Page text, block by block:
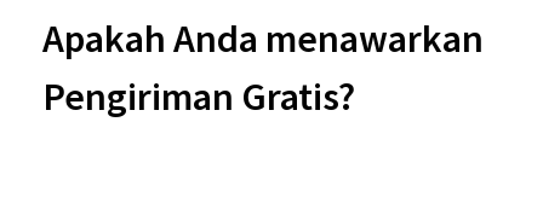
Apakah Anda menawarkan
Pengiriman Gratis?